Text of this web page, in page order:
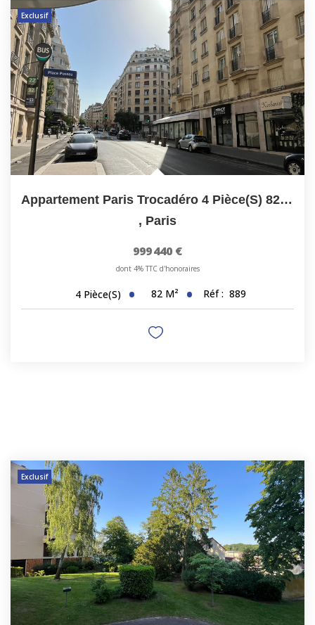
Exclusif
Appartement Paris Trocadéro 4 Pièce(s) 82.07 M2 HSP 2.78M
, Paris
999 440 €
dont 4% TTC d'honoraires
4 Pièce(s) 82 M² Réf : 889
Exclusif